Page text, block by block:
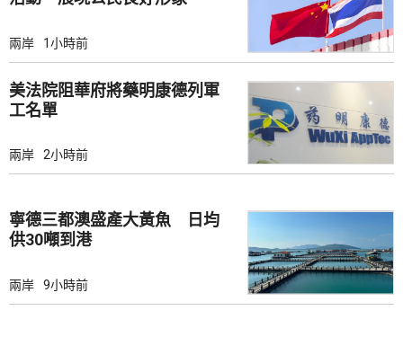
兩岸 1小時前
美法院阻華府將藥明康德列軍
工名單
兩岸 2小時前
寧德三都澳盛產大黃魚 日均
供30噸到港
兩岸 9小時前